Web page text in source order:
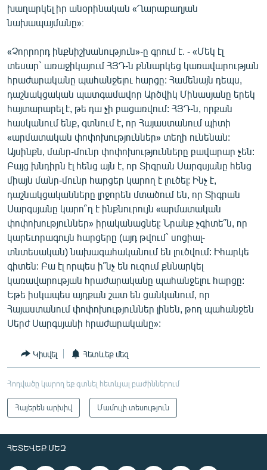
խաղարկել իր անօրինական «Ղարաբաղյան
նախապայմանը»։
«Չորրորդ ինքնիշխանություն»-ը գրում է. - «Մեկ էլ
տեսար` առաջիկայում ՀՅԴ-ն քննարկեց կառավարության
հրաժարականը պահանջելու հարցը: Համենայն դեպս,
դաշնակցական պատգամավոր Արծվիկ Մինասյանը երեկ
հայտարարել է, թե դա չի բացառվում: ՀՅԴ-ն, որքան
հասկանում ենք, գտնում է, որ Հայաստանում պիտի
«արմատական փոփոխություններ» տեղի ունենան:
Այսինքն, մանր-մունր փոփոխությունները բավարար չեն:
Բայց խնդիրն էլ հենց այն է, որ Տիգրան Սարգսյանը հենց
միայն մանր-մունր հարցեր կարող է լուծել: Ինչ է,
դաշնակցականները լրջորեն մտածում են, որ Տիգրան
Սարգսյանը կարո՞ղ է ինքնուրույն «արմատական
փոփոխություններ» իրականացնել: Նրանք չգիտե՞ն, որ
կարեւորագույն հարցերը (այդ թվում` սոցիալ-
տնտեսական) նախագահականում են լուծվում: Իհարկե
գիտեն: Բա էլ որպես ի՞նչ են ուզում քննարկել
կառավարության հրաժարականը պահանջելու հարցը:
Եթե իսկապես այդքան շատ են ցանկանում, որ
Հայաստանում փոփոխություններ լինեն, թող պահանջեն
Սերժ Սարգսյանի հրաժարականը»:
Կիսվել Հետևեք մեզ
Հոդվածը կարող եք գտնել հետևյալ բաժիններում
Հայերեն արխիվ Մամուլի տեսություն
ՀԵՏԵՎԵՔ ՄԵԶ